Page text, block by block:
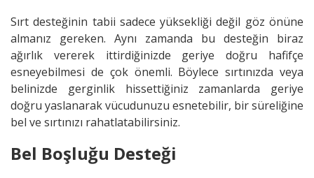
Sırt desteğinin tabii sadece yüksekliği değil göz önüne
almanız gereken. Aynı zamanda bu desteğin biraz
ağırlık vererek ittirdiğinizde geriye doğru hafifçe
esneyebilmesi de çok önemli. Böylece sırtınızda veya
belinizde gerginlik hissettiğiniz zamanlarda geriye
doğru yaslanarak vücudunuzu esnetebilir, bir süreliğine
bel ve sırtınızı rahatlatabilirsiniz.
Bel Boşluğu Desteği